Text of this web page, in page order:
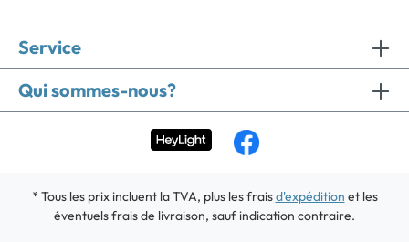
Service
Qui sommes-nous?
* Tous les prix incluent la TVA, plus les fraisd'expédition et les
éventuels frais de livraison, sauf indication contraire.